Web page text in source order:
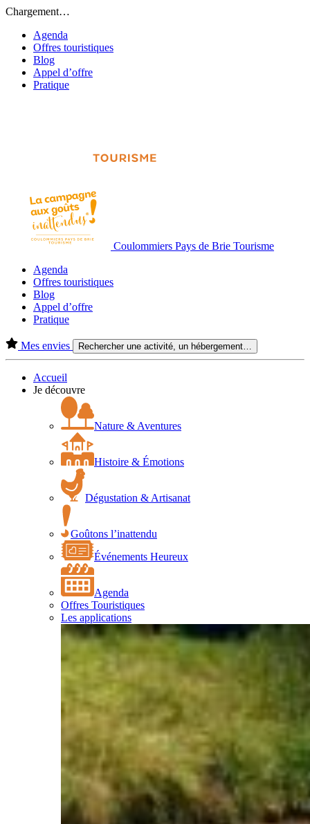
Chargement…
Agenda
Offres touristiques
Blog
Appel d’offre
Pratique
Coulommiers Pays de Brie Tourisme
Agenda
Offres touristiques
Blog
Appel d’offre
Pratique
Mes envies Rechercher une activité, un hébergement…
Accueil
Je découvre
Nature & Aventures
Histoire & Émotions
Dégustation & Artisanat
Goûtons l’inattendu
Événements Heureux
Agenda
Offres Touristiques
Les applications